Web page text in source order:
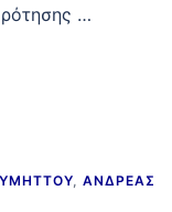
…
ΑΝΔΡΈΑΣ